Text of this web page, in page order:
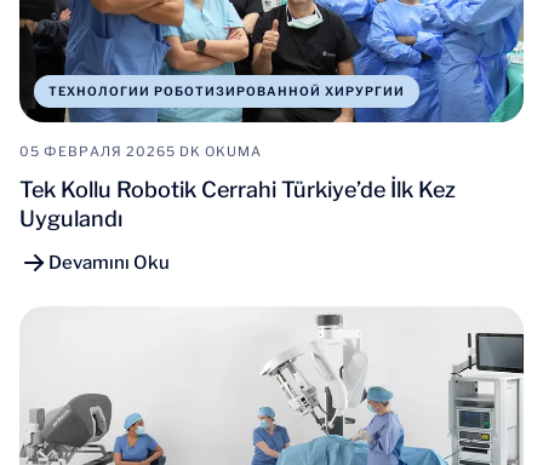
ТЕХНОЛОГИИ РОБОТИЗИРОВАННОЙ ХИРУРГИИ
05 ФЕВРАЛЯ 20265 DK OKUMA
Tek Kollu Robotik Cerrahi Türkiye’de İlk Kez
Uygulandı
Devamını Oku